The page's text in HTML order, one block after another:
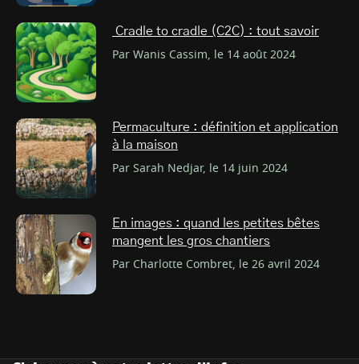
Cradle to cradle (C2C) : tout savoir
Par Wanis Cassim, le 14 août 2024
Permaculture : définition et application
à la maison
Par Sarah Nedjar, le 14 juin 2024
En images : quand les petites bêtes
mangent les gros chantiers
Par Charlotte Combret, le 26 avril 2024